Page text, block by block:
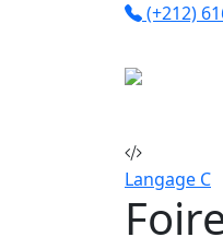
(+212)
Langage C